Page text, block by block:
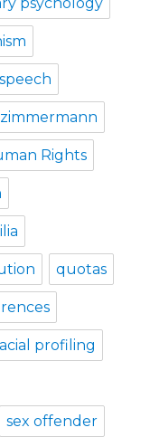
Rights
quotas
profiling
sex offender